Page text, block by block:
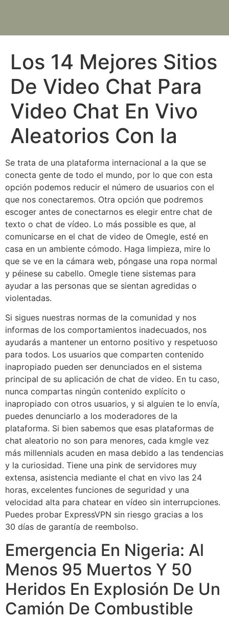
Los 14 Mejores Sitios
De Video Chat Para
Video Chat En Vivo
Aleatorios Con Ia
Se trata de una plataforma internacional a la que se
conecta gente de todo el mundo, por lo que con esta
opción podemos reducir el número de usuarios con el
que nos conectaremos. Otra opción que podremos
escoger antes de conectarnos es elegir entre chat de
texto o chat de vídeo. Lo más possible es que, al
comunicarse en el chat de video de Omegle, esté en
casa en un ambiente cómodo. Haga limpieza, mire lo
que se ve en la cámara web, póngase una ropa normal
y péinese su cabello. Omegle tiene sistemas para
ayudar a las personas que se sientan agredidas o
violentadas.
Si sigues nuestras normas de la comunidad y nos
informas de los comportamientos inadecuados, nos
ayudarás a mantener un entorno positivo y respetuoso
para todos. Los usuarios que comparten contenido
inapropiado pueden ser denunciados en el sistema
principal de su aplicación de chat de video. En tu caso,
nunca compartas ningún contenido explícito o
inapropiado con otros usuarios, y si alguien te lo envía,
puedes denunciarlo a los moderadores de la
plataforma. Si bien sabemos que esas plataformas de
chat aleatorio no son para menores, cada kmgle vez
más millennials acuden en masa debido a las tendencias
y la curiosidad. Tiene una pink de servidores muy
extensa, asistencia mediante el chat en vivo las 24
horas, excelentes funciones de seguridad y una
velocidad alta para chatear en vídeo sin interrupciones.
Puedes probar ExpressVPN sin riesgo gracias a los
30 días de garantía de reembolso.
Emergencia En Nigeria: Al
Menos 95 Muertos Y 50
Heridos En Explosión De Un
Camión De Combustible